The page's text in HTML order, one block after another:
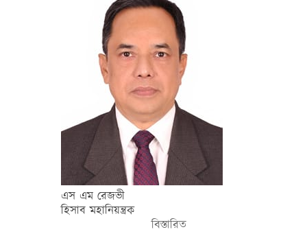
এস এম রেজভী
হিসাব মহানিয়ন্ত্রক
বিস্তারিত